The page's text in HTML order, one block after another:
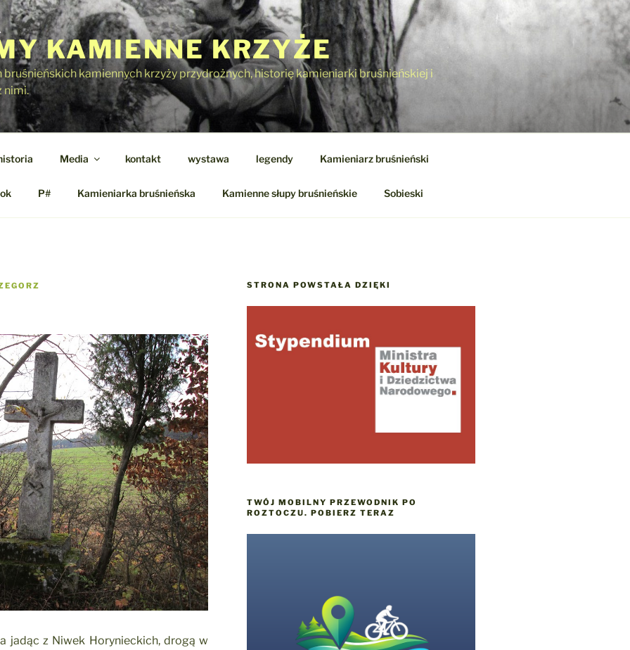
KAMIENNE KRZYŻE
kamiennych krzyży przydrożnych, historię kamieniarki bruśnieńskiej i
nimi.
Media kontakt wystawa legendy Kamieniarz bruśnieński
P# Kamieniarka bruśnieńska Kamienne słupy bruśnieńskie Sobieski
jadąc z Niwek Horynieckich, drogą w
STRONA POWSTAŁA DZIĘKI
TWÓJ MOBILNY PRZEWODNIK PO
ROZTOCZU. POBIERZ TERAZ